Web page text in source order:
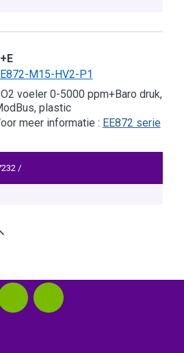
M15-HV2-P1
voeler 0-5000 ppm+Baro druk,
plastic
meer informatie : EE872 serie
/